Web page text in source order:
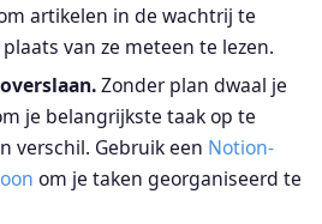
artikelen in de wachtrij te
van ze meteen te lezen.
Zonder plan dwaal je
je belangrijkste taak op te
verschil. Gebruik een Notion-
om je taken georganiseerd te